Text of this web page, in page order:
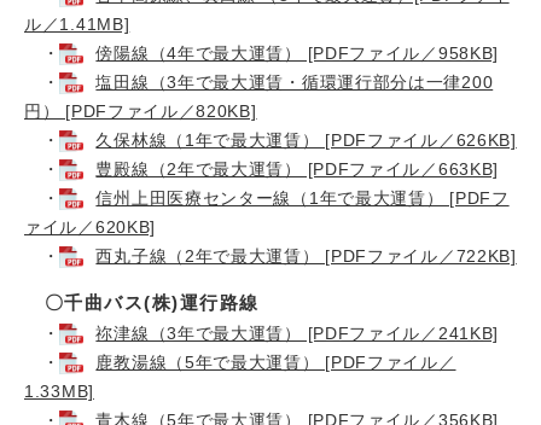
ル／1.41MB]
・
傍陽線（4年で最大運賃） [PDFファイル／958KB]
・
塩田線（3年で最大運賃・循環運行部分は一律200
円） [PDFファイル／820KB]
・
久保林線（1年で最大運賃） [PDFファイル／626KB]
・
豊殿線（2年で最大運賃） [PDFファイル／663KB]
・
信州上田医療センター線（1年で最大運賃） [PDFフ
ァイル／620KB]
・
西丸子線（2年で最大運賃） [PDFファイル／722KB]
〇千曲バス(株)運行路線
・
祢津線（3年で最大運賃） [PDFファイル／241KB]
・
鹿教湯線（5年で最大運賃） [PDFファイル／
1.33MB]
・
青木線（5年で最大運賃） [PDFファイル／356KB]